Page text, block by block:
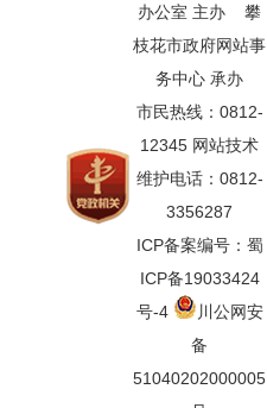
办公室 主办 攀
枝花市政府网站事
务中心 承办
市民热线：0812-
12345 网站技术
维护电话：0812-
3356287
ICP备案编号：蜀
ICP备19033424
号-4
川公网安
备
51040202000005